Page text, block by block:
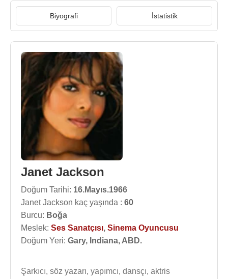
Biyografi İstatistik
Janet Jackson
Doğum Tarihi: 16.Mayıs.1966
Janet Jackson kaç yaşında : 60
Burcu: Boğa
Meslek: Ses Sanatçısı, Sinema Oyuncusu
Doğum Yeri: Gary, Indiana, ABD.
Şarkıcı, söz yazarı, yapımcı, dansçı, aktris